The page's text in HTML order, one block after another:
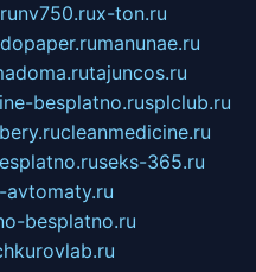
nv750.rux-ton.ru
manunae.ru
tajuncos.ru
besplatno.rusplclub.ru
cleanmedicine.ru
seks-365.ru
besplatno.ru